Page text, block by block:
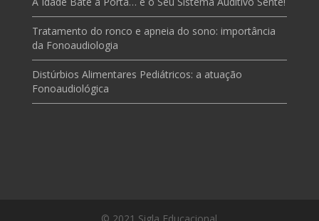
Tratamento do ronco e apneia do sono: importância
da Fonoaudiologia
Distúrbios Alimentares Pediátricos: a atuação
Fonoaudiológica